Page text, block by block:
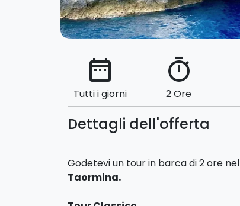
date_range
Tutti i giorni
timer
2 Ore
Dettagli dell'offerta
Godetevi un tour in barca di 2 ore
Taormina.